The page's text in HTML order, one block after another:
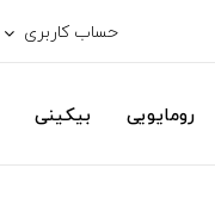
حساب کاربری
رومایویی بیکینی